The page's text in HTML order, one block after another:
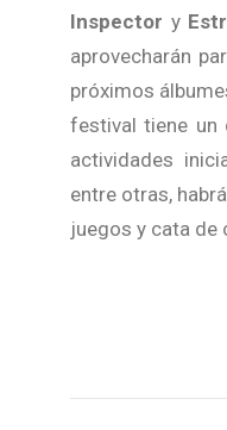
Inspector y
aprovecharán
próximos
festival tiene un
actividades
entre otras,
juegos y cata de